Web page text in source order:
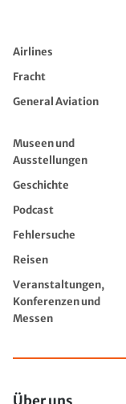
Airlines
Fracht
General Aviation
Museen und
Ausstellungen
Geschichte
Podcast
Fehlersuche
Reisen
Veranstaltungen,
Konferenzen und
Messen